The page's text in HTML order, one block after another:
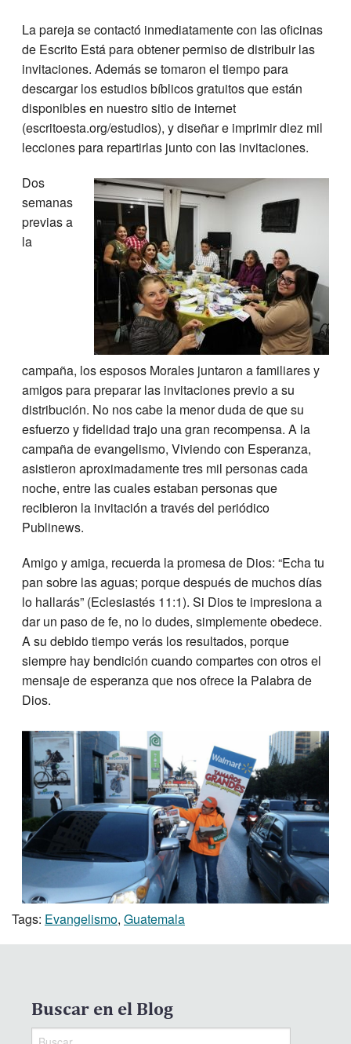
La pareja se contactó inmediatamente con las oficinas
de Escrito Está para obtener permiso de distribuir las
invitaciones. Además se tomaron el tiempo para
descargar los estudios bíblicos gratuitos que están
disponibles en nuestro sitio de internet
(escritoesta.org/estudios), y diseñar e imprimir diez mil
lecciones para repartirlas junto con las invitaciones.
Dos
semanas
previas a
la
campaña, los esposos Morales juntaron a familiares y
amigos para preparar las invitaciones previo a su
distribución. No nos cabe la menor duda de que su
esfuerzo y fidelidad trajo una gran recompensa. A la
campaña de evangelismo, Viviendo con Esperanza,
asistieron aproximadamente tres mil personas cada
noche, entre las cuales estaban personas que
recibieron la invitación a través del periódico
Publinews.
Amigo y amiga, recuerda la promesa de Dios: “Echa tu
pan sobre las aguas; porque después de muchos días
lo hallarás” (Eclesiastés 11:1). Si Dios te impresiona a
dar un paso de fe, no lo dudes, simplemente obedece.
A su debido tiempo verás los resultados, porque
siempre hay bendición cuando compartes con otros el
mensaje de esperanza que nos ofrece la Palabra de
Dios.
Tags: Evangelismo, Guatemala
Buscar en el Blog